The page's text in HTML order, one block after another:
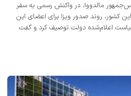
مالدووا، در واکنش رسمی به سفر
کشور، روند صدور ویزا برای اعضای این
اعلام‌شده دولت توصیف کرد و گفت